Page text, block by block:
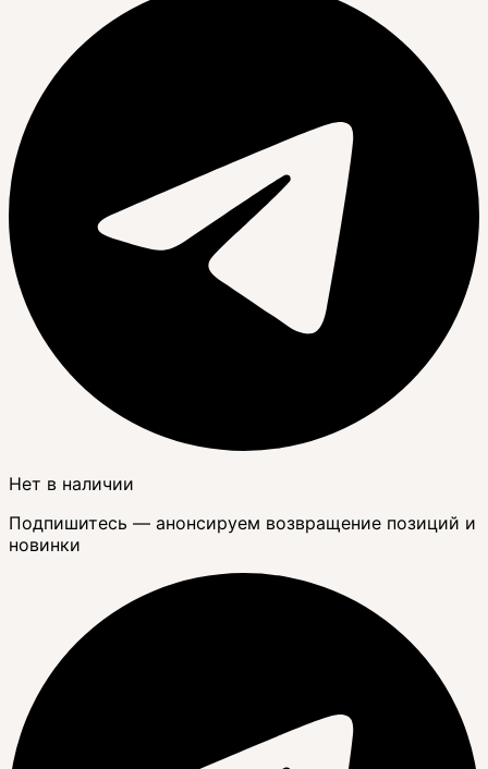
Нет в наличии
Подпишитесь — анонсируем возвращение позиций и
новинки